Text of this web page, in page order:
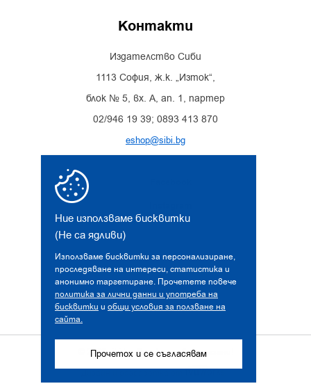
Ние използваме бисквитки
(Не са ядливи)
Използваме бисквитки за персонализиране,
проследяване на интереси, статистика и
анонимно таргетиране. Прочетете повече
политика за лични данни и употреба на
бисквитки и общи условия за ползване на
сайта.
Прочетох и се съгласявам
Контакти
Издателство Сиби
1113 София, ж.к. „Изток“,
блок № 5, вх. А, ап. 1, партер
02/946 19 39; 0893 413 870
eshop@sibi.bg
© 2026 sibi.bg. Всички права запазени!